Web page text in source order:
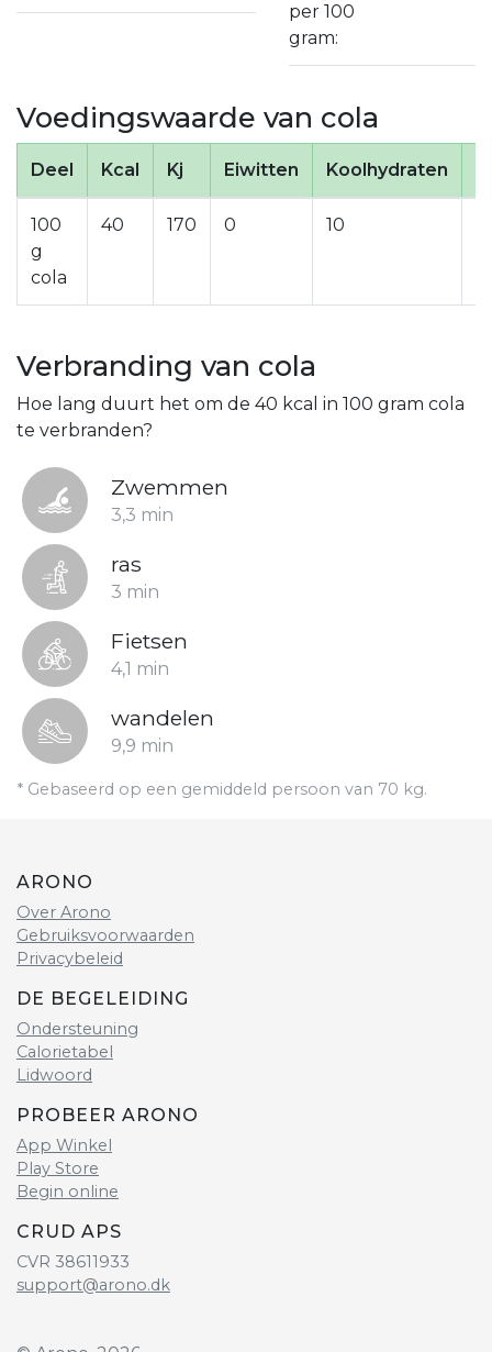
per 100
gram:
Voedingswaarde van cola
Deel Kcal Kj Eiwitten Koolhydraten
100
g
cola
40 170 0 10
Verbranding van cola
Hoe lang duurt het om de 40 kcal in 100 gram cola
te verbranden?
Zwemmen
3,3 min
ras
3 min
Fietsen
4,1 min
wandelen
9,9 min
* Gebaseerd op een gemiddeld persoon van 70 kg.
ARONO
Over Arono
Gebruiksvoorwaarden
Privacybeleid
DE BEGELEIDING
Ondersteuning
Calorietabel
Lidwoord
PROBEER ARONO
App Winkel
Play Store
Begin online
CRUD APS
CVR 38611933
support@arono.dk